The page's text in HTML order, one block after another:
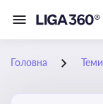
Головна